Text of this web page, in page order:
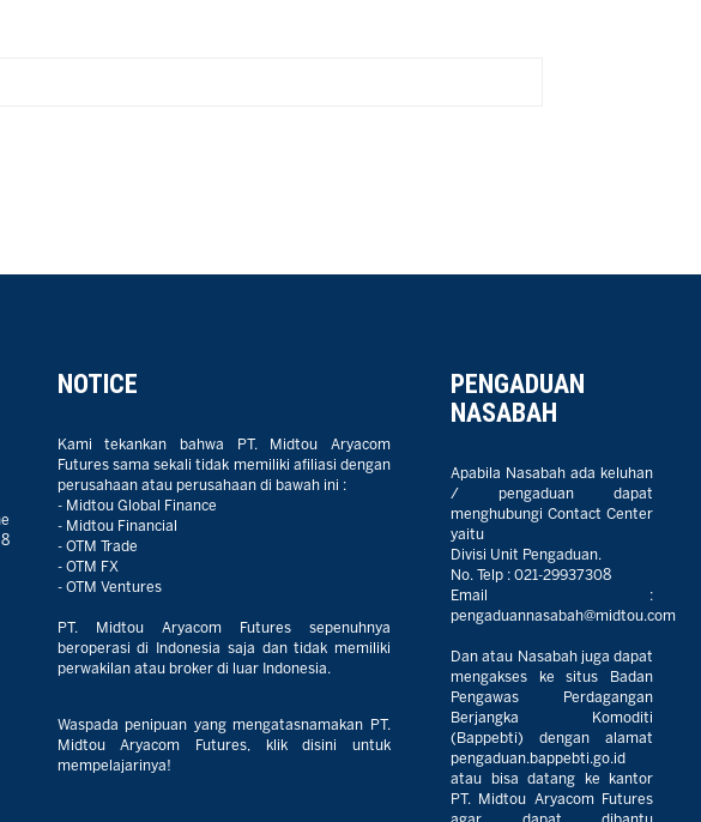
NOTICE
Kami tekankan bahwa PT. Midtou Aryacom
Futures sama sekali tidak memiliki afiliasi dengan
perusahaan atau perusahaan di bawah ini :
- Midtou Global Finance
- Midtou Financial
- OTM Trade
- OTM FX
- OTM Ventures
PT. Midtou Aryacom Futures sepenuhnya
beroperasi di Indonesia saja dan tidak memiliki
perwakilan atau broker di luar Indonesia.
Waspada penipuan yang mengatasnamakan PT.
Midtou Aryacom Futures, klik disini untuk
mempelajarinya!
PENGADUAN
NASABAH
Apabila Nasabah ada keluhan
/ pengaduan dapat
menghubungi Contact Center
yaitu
Divisi Unit Pengaduan.
No. Telp : 021-29937308
Email :
pengaduannasabah@midtou.com
Dan atau Nasabah juga dapat
mengakses ke situs Badan
Pengawas Perdagangan
Berjangka Komoditi
(Bappebti) dengan alamat
pengaduan.bappebti.go.id
atau bisa datang ke kantor
PT. Midtou Aryacom Futures